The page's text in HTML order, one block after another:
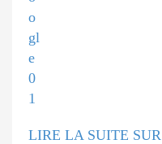
LIRE LA SUITE SUR